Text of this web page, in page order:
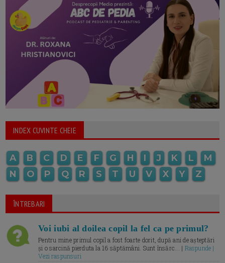
INDEX CUVINTE CHEIE
A B C D E F G H I J K L
M
N
O P Q R S T U V X Y Z
ÎNTREBARI
Voi iubi al doilea copil la fel ca pe primul?
Pentru mine primul copil a fost foarte dorit, după ani de așteptări
și o sarcină pierduta la 16 săptămâni. Sunt însărc... | Raspunde |
Vezi raspunsuri